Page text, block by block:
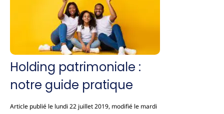
Holding patrimoniale :
notre guide pratique
Article publié le lundi 22 juillet 2019, modifié le mardi